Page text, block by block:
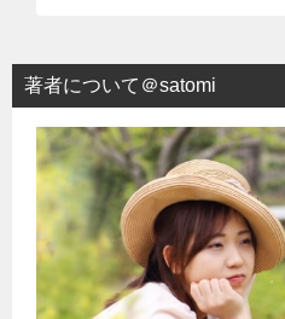
著者について＠satomi